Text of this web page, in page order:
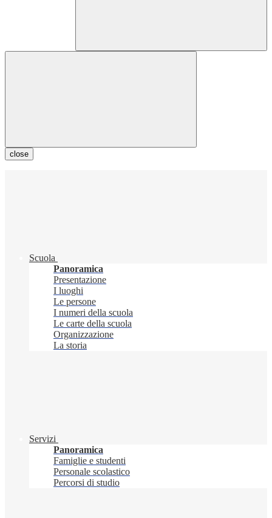
close
Scuola
Panoramica
Presentazione
I luoghi
Le persone
I numeri della scuola
Le carte della scuola
Organizzazione
La storia
Servizi
Panoramica
Famiglie e studenti
Personale scolastico
Percorsi di studio